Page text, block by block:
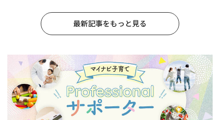
最新記事をもっと見る